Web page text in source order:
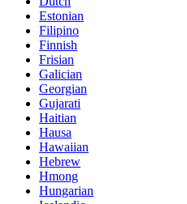
Estonian
Filipino
Finnish
Frisian
Galician
Georgian
Gujarati
Haitian
Hausa
Hawaiian
Hebrew
Hmong
Hungarian